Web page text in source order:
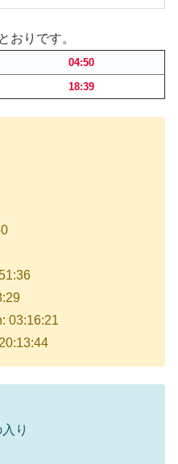
おりです。
04:50
18:39
03:16:21
り